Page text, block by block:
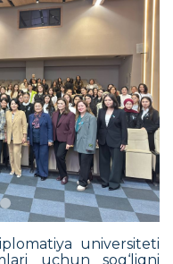
universiteti
uchun sog‘liqni